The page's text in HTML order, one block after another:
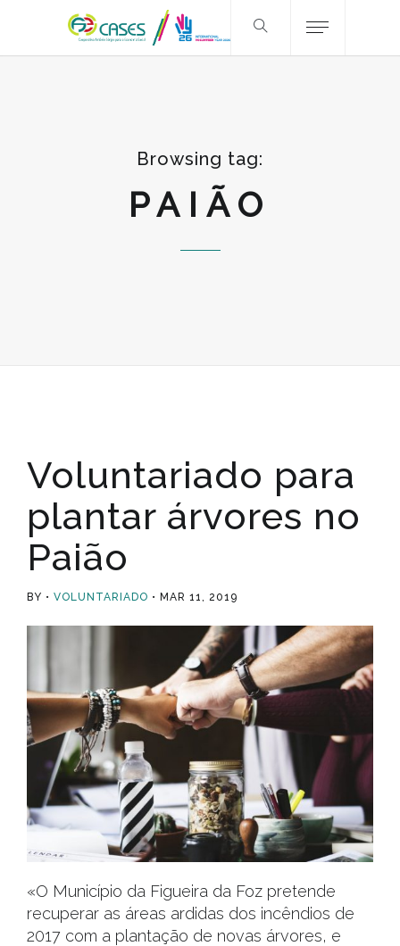
Browsing tag:
PAIÃO
Voluntariado para
plantar árvores no
Paião
BY VOLUNTARIADO MAR 11, 2019
«O Município da Figueira da Foz pretende
recuperar as áreas ardidas dos incêndios de
2017 com a plantação de novas árvores, e